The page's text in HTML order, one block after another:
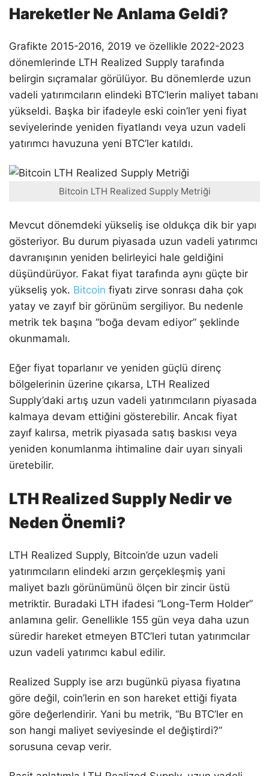
Hareketler Ne Anlama Geldi?
Grafikte 2015-2016, 2019 ve özellikle 2022-2023
dönemlerinde LTH Realized Supply tarafında
belirgin sıçramalar görülüyor. Bu dönemlerde uzun
vadeli yatırımcıların elindeki BTC’lerin maliyet tabanı
yükseldi. Başka bir ifadeyle eski coin’ler yeni fiyat
seviyelerinde yeniden fiyatlandı veya uzun vadeli
yatırımcı havuzuna yeni BTC’ler katıldı.
Bitcoin LTH Realized Supply Metriği
Mevcut dönemdeki yükseliş ise oldukça dik bir yapı
gösteriyor. Bu durum piyasada uzun vadeli yatırımcı
davranışının yeniden belirleyici hale geldiğini
düşündürüyor. Fakat fiyat tarafında aynı güçte bir
yükseliş yok. Bitcoin fiyatı zirve sonrası daha çok
yatay ve zayıf bir görünüm sergiliyor. Bu nedenle
metrik tek başına “boğa devam ediyor” şeklinde
okunmamalı.
Eğer fiyat toparlanır ve yeniden güçlü direnç
bölgelerinin üzerine çıkarsa, LTH Realized
Supply’daki artış uzun vadeli yatırımcıların piyasada
kalmaya devam ettiğini gösterebilir. Ancak fiyat
zayıf kalırsa, metrik piyasada satış baskısı veya
yeniden konumlanma ihtimaline dair uyarı sinyali
üretebilir.
LTH Realized Supply Nedir ve
Neden Önemli?
LTH Realized Supply, Bitcoin’de uzun vadeli
yatırımcıların elindeki arzın gerçekleşmiş yani
maliyet bazlı görünümünü ölçen bir zincir üstü
metriktir. Buradaki LTH ifadesi “Long-Term Holder”
anlamına gelir. Genellikle 155 gün veya daha uzun
süredir hareket etmeyen BTC’leri tutan yatırımcılar
uzun vadeli yatırımcı kabul edilir.
Realized Supply ise arzı bugünkü piyasa fiyatına
göre değil, coin’lerin en son hareket ettiği fiyata
göre değerlendirir. Yani bu metrik, “Bu BTC’ler en
son hangi maliyet seviyesinde el değiştirdi?”
sorusuna cevap verir.